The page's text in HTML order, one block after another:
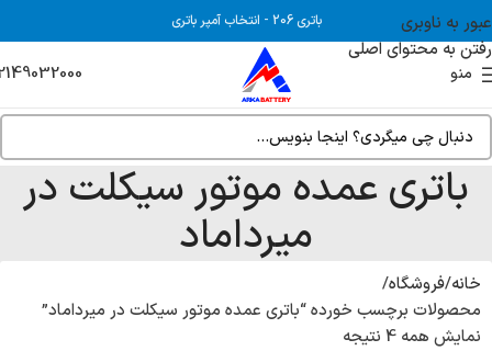
عبور به ناوبری
رفتن به محتوای اصلی
باتری 206 - انتخاب آمپر باتری
منو
باتری عمده موتور سیکلت در
میرداماد
خانه فروشگاه
محصولات برچسب خورده “باتری عمده موتور سیکلت در میرداماد”
نمایش همه 4 نتیجه